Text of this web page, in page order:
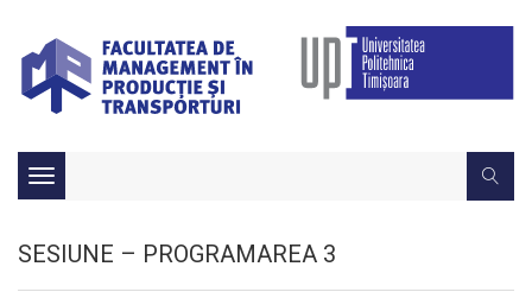
Toggle
navigation
SESIUNE – PROGRAMAREA 3